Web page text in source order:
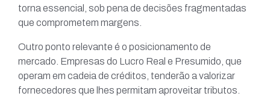
torna essencial, sob pena de decisões fragmentadas
que comprometem margens.
Outro ponto relevante é o posicionamento de
mercado. Empresas do Lucro Real e Presumido, que
operam em cadeia de créditos, tenderão a valorizar
fornecedores que lhes permitam aproveitar tributos.